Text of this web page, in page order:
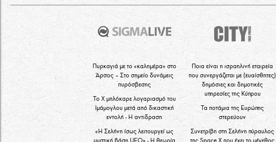
Πυρκαγιά με το «καλημέρα» στο
Άρσος – Στο σημείο δυνάμεις
πυρόσβεσης
Το X μπλόκαρε λογαριασμό του
Ιμάμογλου μετά από δικαστική
εντολή - Η αντιδραση
«Η Σελήνη ίσως λειτουργεί ως
μυστική βάση UFO» - Η θεωρία
Ποια είναι η ισραηλινή εταιρεία
που συνεργάζεται με (ευαίσθητες)
δημόσιες και δημοτικές
υπηρεσίες της Κύπρου
Τα ποτάμια της Ευρώπης
στερεύουν
Συνετρίβη στη Σελήνη πύραυλος
της Space X που έχει το μέγεθος